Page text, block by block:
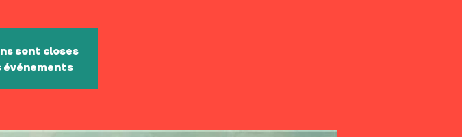
sont closes
événements